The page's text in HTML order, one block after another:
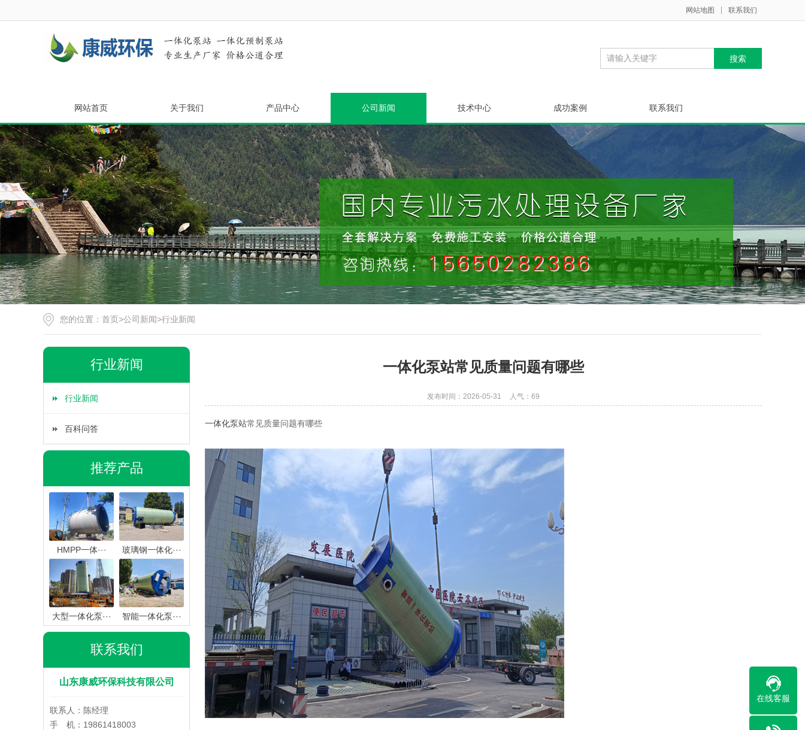
网站地图 联系我们
网站首页 关于我们 产品中心 公司新闻 技术中心 成功案例 联系我们
您的位置： 首页>公司新闻>行业新闻
行业新闻
行业新闻
百科问答
推荐产品
HMPP一体··· 玻璃钢一体化···
大型一体化泵··· 智能一体化泵···
联系我们
山东康威环保科技有限公司
联系人：陈经理
手 机：19861418003
一体化泵站常见质量问题有哪些
发布时间：2026-05-31 人气：69
一体化泵站常见质量问题有哪些
在线客服